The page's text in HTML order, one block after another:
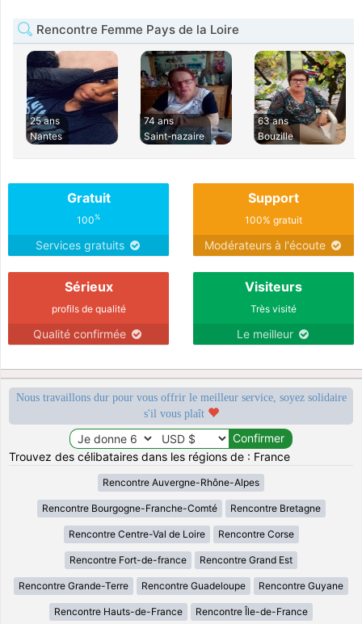
Rencontre Femme Pays de la Loire
25 ans
Nantes
74 ans
Saint-nazaire
63 ans
Bouzille
Gratuit
100%
Services gratuits
Support
100% gratuit
Modérateurs à l'écoute
Sérieux
profils de qualité
Qualité confirmée
Visiteurs
Très visité
Le meilleur
Nous travaillons dur pour vous offrir le meilleur service, soyez solidaire
s'il vous plaît
Trouvez des célibataires dans les régions de : France
Rencontre Auvergne-Rhône-Alpes
Rencontre Bourgogne-Franche-Comté Rencontre Bretagne
Rencontre Centre-Val de Loire Rencontre Corse
Rencontre Fort-de-france Rencontre Grand Est
Rencontre Grande-Terre Rencontre Guadeloupe Rencontre Guyane
Rencontre Hauts-de-France Rencontre Île-de-France